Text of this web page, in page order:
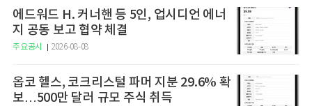
에드워드 H. 커너핸 등 5인, 업시디언 에너
지 공동 보고 협약 체결
주요공시 2026-08-08
옵코 헬스, 코크리스털 파머 지분 29.6% 확
보…500만 달러 규모 주식 취득